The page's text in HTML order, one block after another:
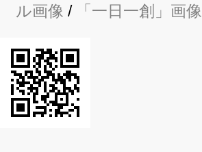
ル画像 / 「一日一創」画像